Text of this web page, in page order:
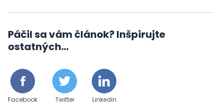
Páčil sa vám článok? Inšpirujte
ostatných...
Facebook Twitter Linkedin